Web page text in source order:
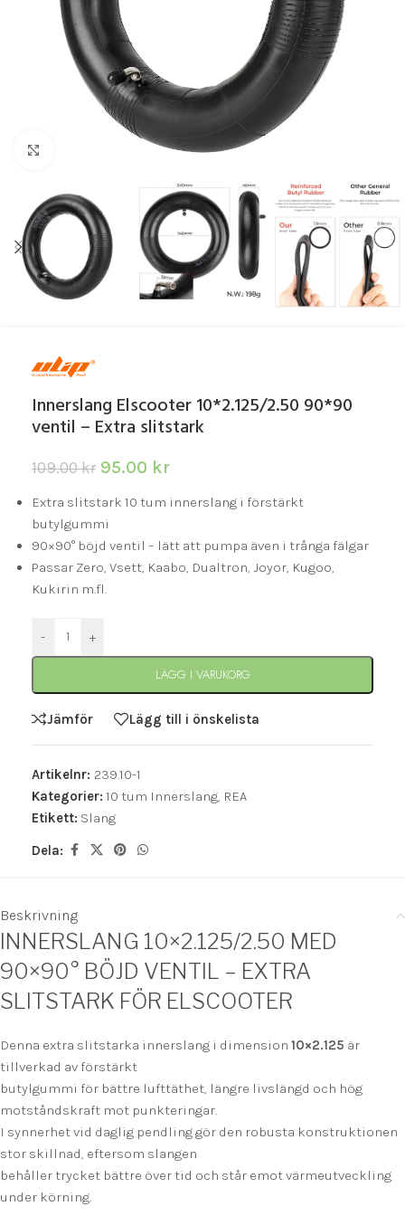
Innerslang Elscooter 10*2.125/2.50 90*90
ventil – Extra slitstark
109.00kr 95.00 kr
Extra slitstark 10 tum innerslang i förstärkt
butylgummi
90×90° böjd ventil – lätt att pumpa även i trånga fälgar
Passar Zero, Vsett, Kaabo, Dualtron, Joyor, Kugoo,
Kukirin m.fl.
- +
LÄGG I VARUKORG
Jämför Lägg till i önskelista
Artikelnr: 239.10-1
Kategorier: 10 tum Innerslang, REA
Etikett: Slang
Dela:
Beskrivning
INNERSLANG 10×2.125/2.50 MED
90×90° BÖJD VENTIL – EXTRA
SLITSTARK FÖR ELSCOOTER
Denna extra slitstarka innerslang i dimension 10×2.125 är
tillverkad av förstärkt
butylgummi för bättre lufttäthet, längre livslängd och hög
motståndskraft mot punkteringar.
I synnerhet vid daglig pendling gör den robusta konstruktionen
stor skillnad, eftersom slangen
behåller trycket bättre över tid och står emot värmeutveckling
under körning.